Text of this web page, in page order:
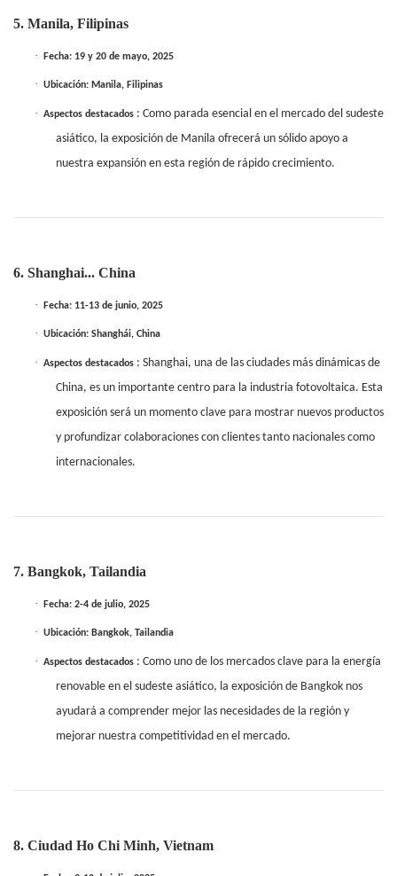
5. Manila, Filipinas
· Fecha: 19 y 20 de mayo, 2025
· Ubicación: Manila, Filipinas
· Aspectos destacados : Como parada esencial en el mercado del sudeste
asiático, la exposición de Manila ofrecerá un sólido apoyo a
nuestra expansión en esta región de rápido crecimiento.
6. Shanghai... China
· Fecha: 11-13 de junio, 2025
· Ubicación: Shanghái, China
· Aspectos destacados : Shanghai, una de las ciudades más dinámicas de
China, es un importante centro para la industria fotovoltaica. Esta
exposición será un momento clave para mostrar nuevos productos
y profundizar colaboraciones con clientes tanto nacionales como
internacionales.
7. Bangkok, Tailandia
· Fecha: 2-4 de julio, 2025
· Ubicación: Bangkok, Tailandia
· Aspectos destacados : Como uno de los mercados clave para la energía
renovable en el sudeste asiático, la exposición de Bangkok nos
ayudará a comprender mejor las necesidades de la región y
mejorar nuestra competitividad en el mercado.
8. Ciudad Ho Chi Minh, Vietnam